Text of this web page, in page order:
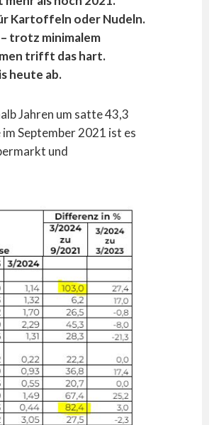
Kartoffeln oder Nudeln.
trotz minimalem
trifft das hart.
heute ab.
Jahren um satte 43,3
September 2021 ist es
und